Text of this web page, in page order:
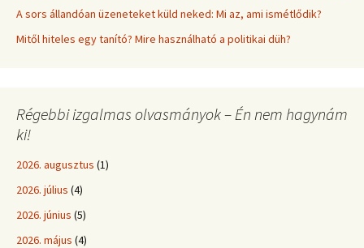
A sors állandóan üzeneteket küld neked: Mi az, ami ismétlődik?
Mitől hiteles egy tanító? Mire használható a politikai düh?
Régebbi izgalmas olvasmányok – Én nem hagynám
ki!
2026. augusztus (1)
2026. július (4)
2026. június (5)
2026. május (4)